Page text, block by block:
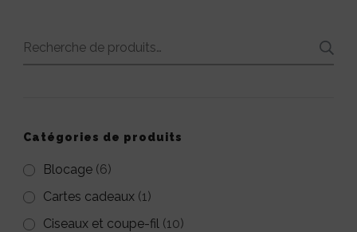
Recherche
Catégories de produits
Blocage (6)
Cartes cadeaux (1)
Ciseaux et coupe-fil (10)